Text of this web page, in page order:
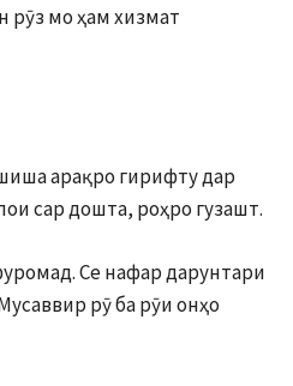
рӯз мо ҳам хизмат
арақро гирифту дар
сар дошта, роҳро гузашт.
Се нафар дарунтари
рӯ ба рӯи онҳо